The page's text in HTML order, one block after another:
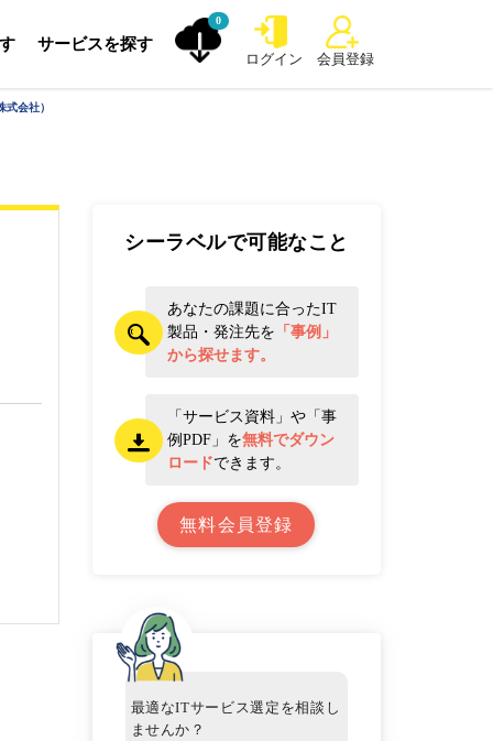
サービスを探す
0
ログイン 会員登録
会社）
シーラベルで可能なこと
あなたの課題に合ったIT
製品・発注先を 「事例」
から探せます。
「サービス資料」や「事
例PDF」を無料でダウン
ロードできます。
無料会員登録
最適なITサービス選定を相談し
ませんか？